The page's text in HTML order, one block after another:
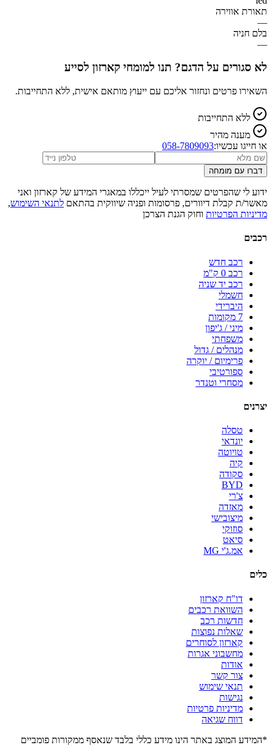
תאורת אווירה
—
בלם חניה
—
לא סגורים על הדגם? תנו למומחי קארזון לסייע
השאירו פרטים ונחזור אליכם עם ייעוץ מותאם אישית, ללא התחייבות.
ללא התחייבות
מענה מהיר
או חייגו עכשיו:058-7809093
דברו עם מומחה
ידוע לי שהפרטים שמסרתי לעיל ייכללו במאגרי המידע של קארזון ואני
מאשר/ת קבלת דיוורים, פרסומות ופניה שיווקית בהתאם לתנאי השימוש,
מדיניות הפרטיות וחוק הגנת הצרכן
רכבים
רכב חדש
רכב 0 ק"מ
רכב יד שניה
חשמלי
היברידי
7 מקומות
מיני / ג'יפון
משפחתי
מנהלים / גדול
פרימיום / יוקרה
ספורטיבי
מסחרי וטנדר
יצרנים
טסלה
יונדאי
טויוטה
קיה
סקודה
BYD
צ'רי
מאזדה
מיצובישי
סוזוקי
סיאט
אמ.ג'י MG
כלים
דו"ח קארזון
השוואת רכבים
חדשות רכב
שאלות נפוצות
קארזון לסוחרים
מחשבוני אגרות
אודות
צור קשר
תנאי שימוש
נגישות
מדיניות פרטיות
דווח שגיאה
*המידע המוצג באתר הינו מידע כללי בלבד שנאסף ממקורות פומביים